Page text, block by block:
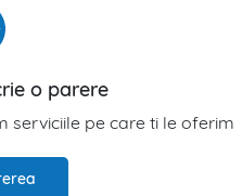
o parere
serviciile pe care ti le oferim